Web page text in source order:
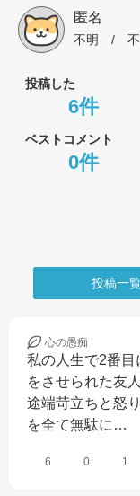
匿名
不明 /
投稿した
6件
ベストコメント
0件
投稿一
心の愚痴
私の人生で2番
をさせられた友
途端苛立ちと怒
を全て無駄に…
6 0 1